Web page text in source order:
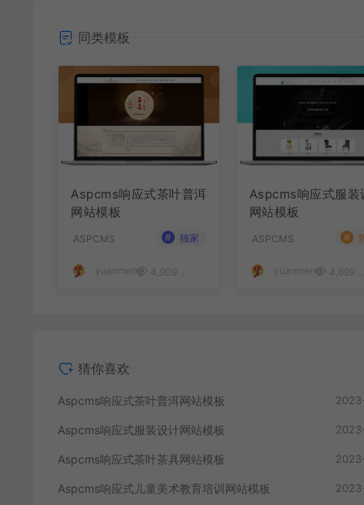
同类模板
Aspcms响应式茶叶普洱
网站模板
ASPCMS # 独家
yuanmeng 4,909
Aspcms响应式服装
网站模板
ASPCMS #
yuanmeng 4,699
猜你喜欢
Aspcms响应式茶叶普洱网站模板
Aspcms响应式服装设计网站模板
Aspcms响应式茶叶茶具网站模板
Aspcms响应式儿童美术教育培训网站模板